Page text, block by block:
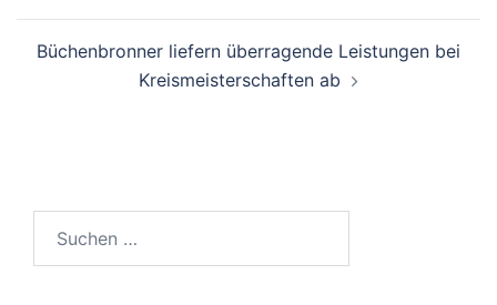
Büchenbronner liefern überragende Leistungen bei
Kreismeisterschaften ab